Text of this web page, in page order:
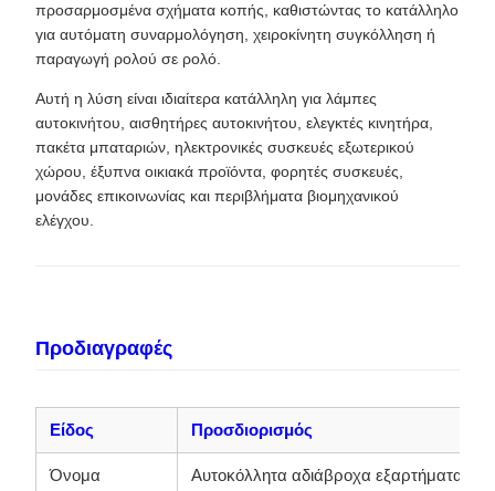
προσαρμοσμένα σχήματα κοπής, καθιστώντας το κατάλληλο
για αυτόματη συναρμολόγηση, χειροκίνητη συγκόλληση ή
παραγωγή ρολού σε ρολό.
Αυτή η λύση είναι ιδιαίτερα κατάλληλη για λάμπες
αυτοκινήτου, αισθητήρες αυτοκινήτου, ελεγκτές κινητήρα,
πακέτα μπαταριών, ηλεκτρονικές συσκευές εξωτερικού
χώρου, έξυπνα οικιακά προϊόντα, φορητές συσκευές,
μονάδες επικοινωνίας και περιβλήματα βιομηχανικού
ελέγχου.
Προδιαγραφές
Είδος Προσδιορισμός
Όνομα
Αυτοκόλλητα αδιάβροχα εξαρτήματα